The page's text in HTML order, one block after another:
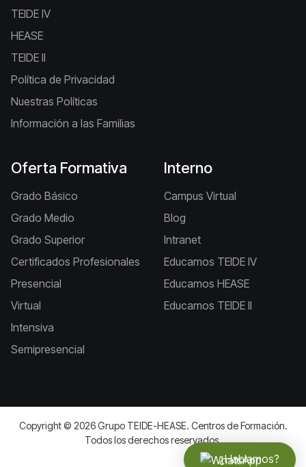
TEIDE IV
HEASE
TEIDE II
Política de Privacidad
Nuestras Políticas
Información a las Familias
¿Hablamos?
Oferta Formativa
Grado Básico
Grado Medio
Grado Superior
Certificados Profesionales
Presencial
Virtual
Intensiva
Semipresencial
Interno
Campus Virtual
Blog
Intranet
Educamos TEIDE IV
Educamos HEASE
Educamos TEIDE II
Copyright © 2026 Grupo TEIDE-HEASE. Centros de Formación.
Todos los derechos reservados.
es software libre, liberado bajo la
GNU General Public